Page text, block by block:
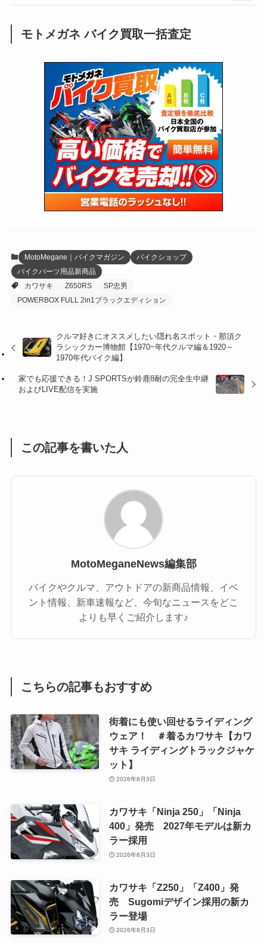
(31)
(51)
(34)
(5)
(12)
(63)
(109)
(24)
(16)
(25)
(24)
(47)
(15)
(5)
(64)
(16)
(62)
(4)
(6)
(17)
(5)
(32)
(249)
(12)
(131)
(38)
(131)
(167)
(85)
(21)
(61)
(171)
(98)
(13)
(60)
(274)
(171)
(38)
(47)
(59)
(36)
(1)
(1)
(66)
(16)
(141)
(254)
(204)
(1,139)
(166)
(23)
(33)
(34)
(35)
(41)
(415)
(16)
(137)
(72)
(2,742)
(126)
(170)
(171)
(118)
(27)
(1,605)
(147)
(13)
(19)
(12)
(16)
(8)
(1)
(55)
モトメガネ バイク買取一括査定
MotoMegane｜バイクマガジン
バイクショップ
バイクパーツ用品新商品
カワサキ
Z650RS
SP忠男
POWERBOX FULL 2in1ブラックエディション
クルマ好きにオススメしたい隠れ名スポット・那須ク
ラシックカー博物館【1970~年代クルマ編＆1920～
1970年代バイク編】
家でも応援できる！J SPORTSが鈴鹿8耐の完全生中継
およびLIVE配信を実施
この記事を書いた人
MotoMeganeNews編集部
バイクやクルマ、アウトドアの新商品情報、イベ
ント情報、新車速報など、今旬なニュースをどこ
よりも早くご紹介します♪
こちらの記事もおすすめ
街着にも使い回せるライディング
ウェア！ ＃着るカワサキ【カワ
サキ ライディングトラックジャケ
ット】
2026年8月3日
カワサキ「Ninja 250」「Ninja
400」発売 2027年モデルは新カ
ラー採用
2026年8月3日
カワサキ「Z250」「Z400」発
売 Sugomiデザイン採用の新カ
ラー登場
2026年8月3日